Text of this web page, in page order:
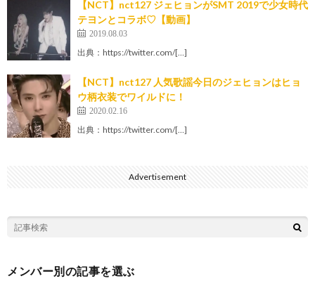
【NCT】nct127 ジェヒョンがSMT 2019で少女時代
テヨンとコラボ♡【動画】
2019.08.03
出典：https://twitter.com/[…]
【NCT】nct127 人気歌謡今日のジェヒョンはヒョ
ウ柄衣装でワイルドに！
2020.02.16
出典：https://twitter.com/[…]
Advertisement
メンバー別の記事を選ぶ